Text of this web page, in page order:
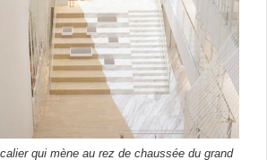
qui mène au rez de chaussée du grand